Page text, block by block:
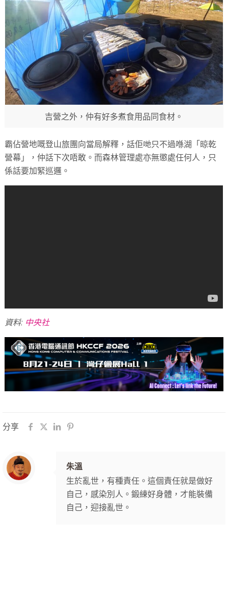
吉營之外，仲有好多煮食用品同食材。
霸佔營地嘅登山旅團向當局解釋，話佢哋只不過喺湖「晾乾
營幕」，仲話下次唔敢。而森林管理處亦無懲處任何人，只
係話要加緊巡邏。
資料: 中央社
分享
朱溫
生於亂世，有種責任。這個責任就是做好
自己，感染別人。鍛練好身體，才能裝備
自己，迎接亂世。